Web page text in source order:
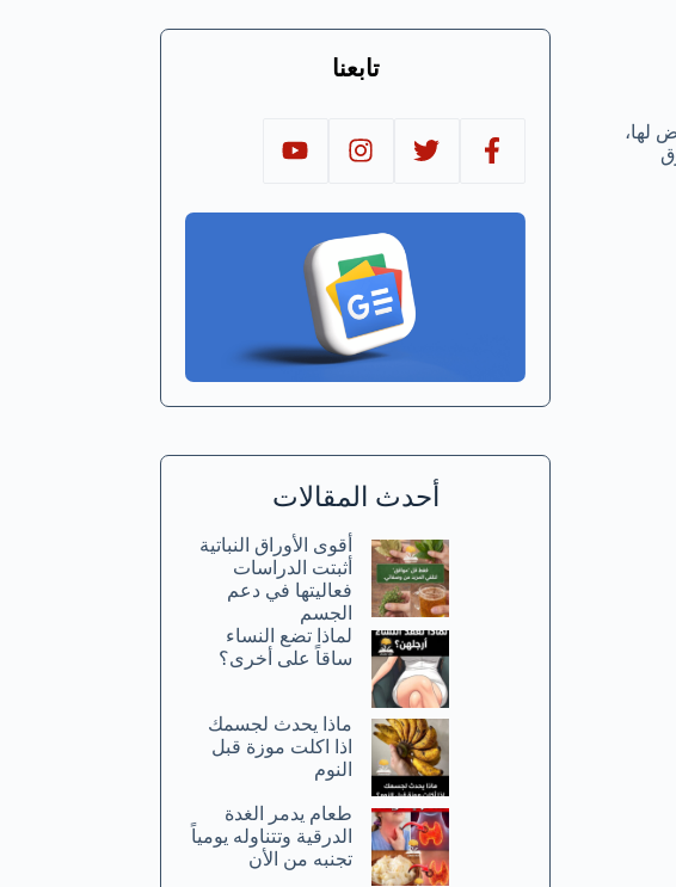
لها،
تابعنا
أحدث المقالات
أقوى الأوراق النباتية
أثبتت الدراسات
فعاليتها في دعم
الجسم
لماذا تضع النساء
ساقاً على أخرى؟
ماذا يحدث لجسمك
اذا اكلت موزة قبل
النوم
طعام يدمر الغدة
الدرقية وتتناوله يومياً
تجنبه من الأن